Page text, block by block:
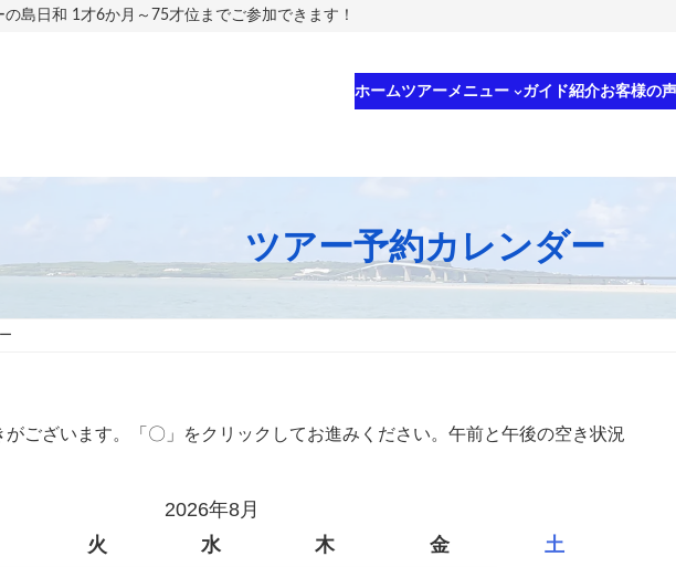
島日和 1才6か月～75才位までご参加できます！
ホームツアーメニュー ガイド紹介お客様の声
ツアー予約カレンダー
がございます。「〇」をクリックしてお進みください。午前と午後の空き状況
2026年8月
火 水 木 金 土